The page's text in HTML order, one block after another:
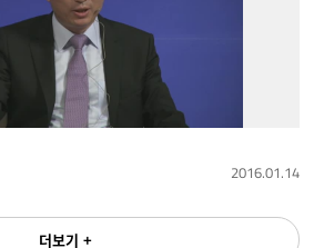
2016.01.14
더보기 +